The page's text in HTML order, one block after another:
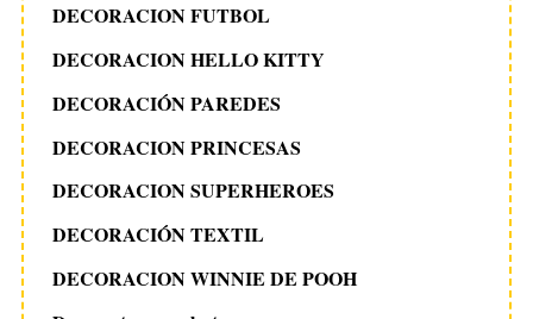
DECORACION FUTBOL
DECORACION HELLO KITTY
DECORACIÓN PAREDES
DECORACION PRINCESAS
DECORACION SUPERHEROES
DECORACIÓN TEXTIL
DECORACION WINNIE DE POOH